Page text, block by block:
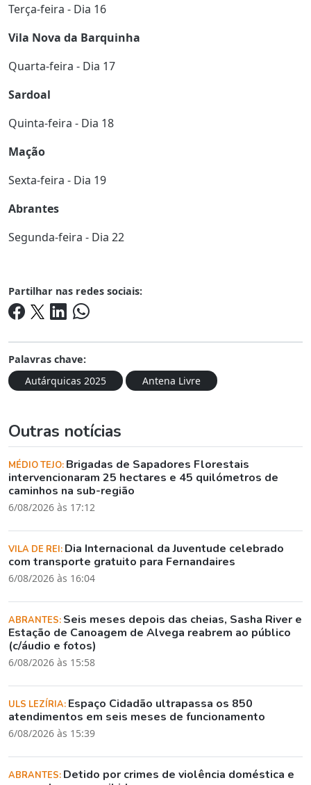
Terça-feira - Dia 16
Vila Nova da Barquinha
Quarta-feira - Dia 17
Sardoal
Quinta-feira - Dia 18
Mação
Sexta-feira - Dia 19
Abrantes
Segunda-feira - Dia 22
Partilhar nas redes sociais:
Palavras chave:
Autárquicas 2025
Antena Livre
Outras notícias
MÉDIO TEJO: Brigadas de Sapadores Florestais
intervencionaram 25 hectares e 45 quilómetros de
caminhos na sub-região
6/08/2026 às 17:12
VILA DE REI: Dia Internacional da Juventude celebrado
com transporte gratuito para Fernandaires
6/08/2026 às 16:04
ABRANTES: Seis meses depois das cheias, Sasha River e
Estação de Canoagem de Alvega reabrem ao público
(c/áudio e fotos)
6/08/2026 às 15:58
ULS LEZÍRIA: Espaço Cidadão ultrapassa os 850
atendimentos em seis meses de funcionamento
6/08/2026 às 15:39
ABRANTES: Detido por crimes de violência doméstica e